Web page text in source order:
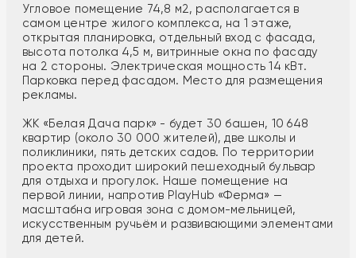
Угловое помещение 74,8 м2, располагается в
самом центре жилого комплекса, на 1 этаже,
открытая планировка, отдельный вход с фасада,
высота потолка 4,5 м, витринные окна по фасаду
на 2 стороны. Электрическая мощность 14 кВт.
Парковка перед фасадом. Место для размещения
рекламы.
ЖК «Белая Дача парк» - будет 30 башен, 10 648
квартир (около 30 000 жителей), две школы и
поликлиники, пять детских садов. По территории
проекта проходит широкий пешеходный бульвар
для отдыха и прогулок. Наше помещение на
первой линии, напротив PlayHub «Ферма» —
масштабна игровая зона с домом-мельницей,
искусственным ручьём и развивающими элементами
для детей.